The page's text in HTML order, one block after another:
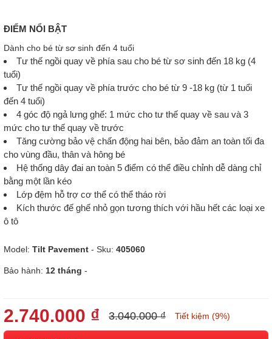
ĐIỂM NỔI BẬT
Dành cho bé từ sơ sinh đến 4 tuổi
Tư thế ngồi quay về phía sau cho bé từ sơ sinh đến 18 kg (4
tuổi)
Tư thế ngồi quay về phía trước cho bé từ 9 -18 kg (từ 1 tuổi
đến 4 tuổi)
4 góc độ ngả lưng ghế: 1 mức cho tư thế quay về sau và 3
mức cho tư thế quay về trước
Tăng cường bảo vệ chấn động hai bên, bảo đảm an toàn tối đa
cho vùng đầu, thân và hông bé
Hệ thống dây đai an toàn 5 điểm có thể điều chỉnh dễ dàng chỉ
bằng một lần kéo
Lớp đệm hỗ trợ cơ thể có thể tháo rời
Kích thước đế ghế nhỏ gọn tương thích với hầu hết các loại xe
ô tô
Model: Tilt Pavement - Sku: 405060
Bảo hành: 12 tháng -
2.740.000 ₫ 3.040.000 ₫ Tiết kiệm (9%)